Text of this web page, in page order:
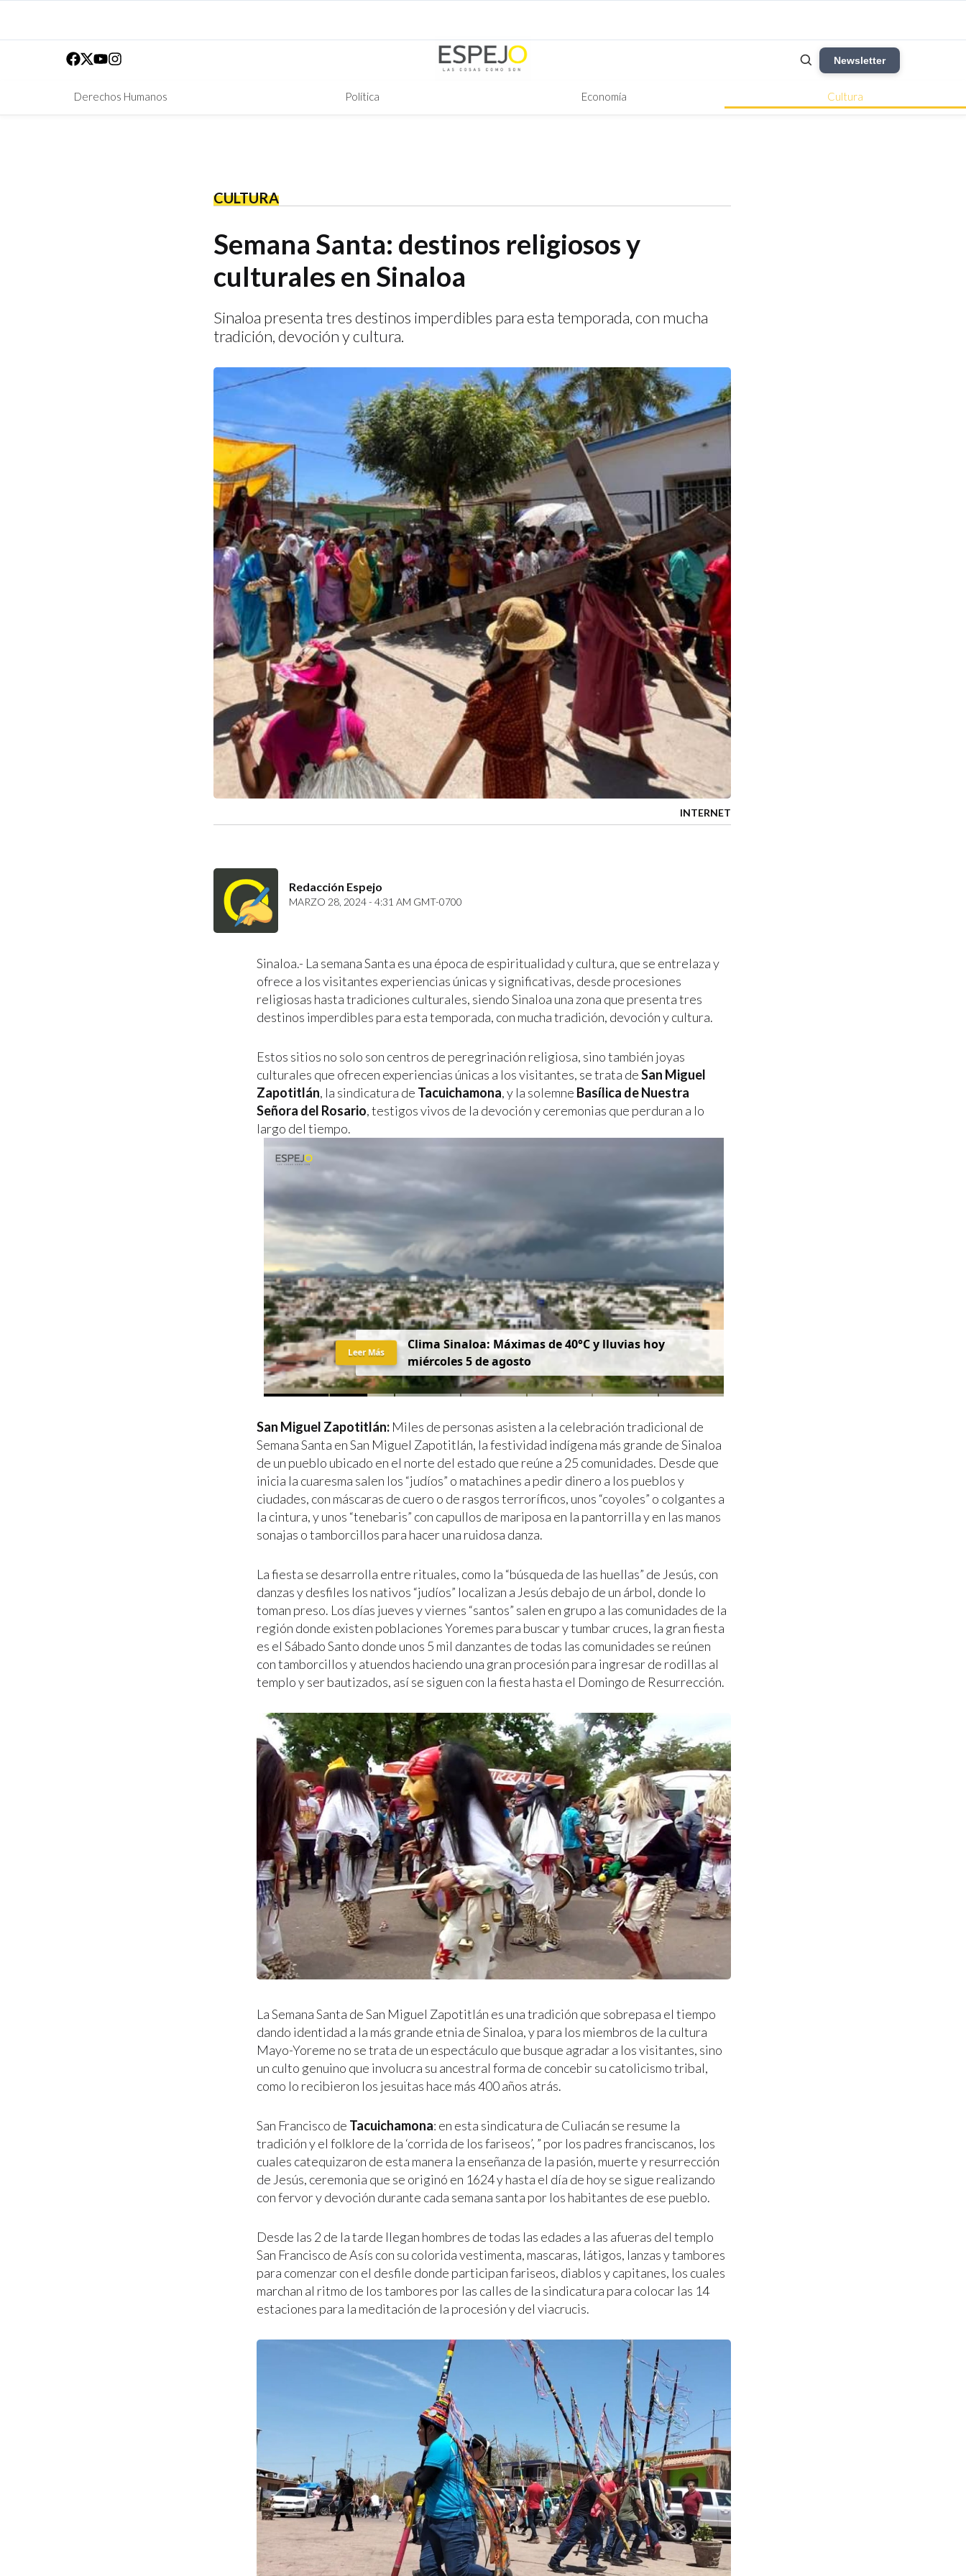
Newsletter
Derechos Humanos Política Economía Cultura
CULTURA
Semana Santa: destinos religiosos y
culturales en Sinaloa
Sinaloa presenta tres destinos imperdibles para esta temporada, con mucha
tradición, devoción y cultura.
INTERNET
Redacción Espejo
MARZO 28, 2024 - 4:31 AM GMT-0700
Sinaloa.- La semana Santa es una época de espiritualidad y cultura, que se entrelaza y
ofrece a los visitantes experiencias únicas y significativas, desde procesiones
religiosas hasta tradiciones culturales, siendo Sinaloa una zona que presenta tres
destinos imperdibles para esta temporada, con mucha tradición, devoción y cultura.
Estos sitios no solo son centros de peregrinación religiosa, sino también joyas
culturales que ofrecen experiencias únicas a los visitantes, se trata deSan Miguel
Zapotitlán, la sindicatura de Tacuichamona, y la solemne Basílica de Nuestra
Señora del Rosario, testigos vivos de la devoción y ceremonias que perduran a lo
largo del tiempo.
Clima Sinaloa: Máximas de 40°C y lluvias hoy
miércoles 5 de agosto
Leer Más
San Miguel Zapotitlán: Miles de personas asisten a la celebración tradicional de
Semana Santa en San Miguel Zapotitlán, la festividad indígena más grande de Sinaloa
de un pueblo ubicado en el norte del estado que reúne a 25 comunidades. Desde que
inicia la cuaresma salen los “judíos” o matachines a pedir dinero a los pueblos y
ciudades, con máscaras de cuero o de rasgos terroríficos, unos “coyoles” o colgantes a
la cintura, y unos “tenebaris” con capullos de mariposa en la pantorrilla y en las manos
sonajas o tamborcillos para hacer una ruidosa danza.
La fiesta se desarrolla entre rituales, como la “búsqueda de las huellas” de Jesús, con
danzas y desfiles los nativos “judíos” localizan a Jesús debajo de un árbol, donde lo
toman preso. Los días jueves y viernes “santos” salen en grupo a las comunidades de la
región donde existen poblaciones Yoremes para buscar y tumbar cruces, la gran fiesta
es el Sábado Santo donde unos 5 mil danzantes de todas las comunidades se reúnen
con tamborcillos y atuendos haciendo una gran procesión para ingresar de rodillas al
templo y ser bautizados, así se siguen con la fiesta hasta el Domingo de Resurrección.
La Semana Santa de San Miguel Zapotitlán es una tradición que sobrepasa el tiempo
dando identidad a la más grande etnia de Sinaloa, y para los miembros de la cultura
Mayo-Yoreme no se trata de un espectáculo que busque agradar a los visitantes, sino
un culto genuino que involucra su ancestral forma de concebir su catolicismo tribal,
como lo recibieron los jesuitas hace más 400 años atrás.
San Francisco de Tacuichamona: en esta sindicatura de Culiacán se resume la
tradición y el folklore de la ‘corrida de los fariseos’, ” por los padres franciscanos, los
cuales catequizaron de esta manera la enseñanza de la pasión, muerte y resurrección
de Jesús, ceremonia que se originó en 1624 y hasta el día de hoy se sigue realizando
con fervor y devoción durante cada semana santa por los habitantes de ese pueblo.
Desde las 2 de la tarde llegan hombres de todas las edades a las afueras del templo
San Francisco de Asís con su colorida vestimenta, mascaras, látigos, lanzas y tambores
para comenzar con el desfile donde participan fariseos, diablos y capitanes, los cuales
marchan al ritmo de los tambores por las calles de la sindicatura para colocar las 14
estaciones para la meditación de la procesión y del viacrucis.